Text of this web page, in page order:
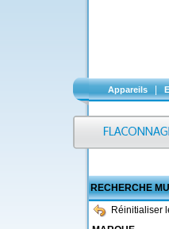
Appareils
RECHERCHE
Réinitialiser